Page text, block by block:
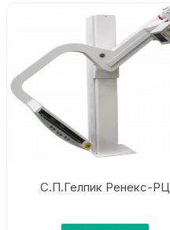
С.П.Гелпик Ренекс-РЦ